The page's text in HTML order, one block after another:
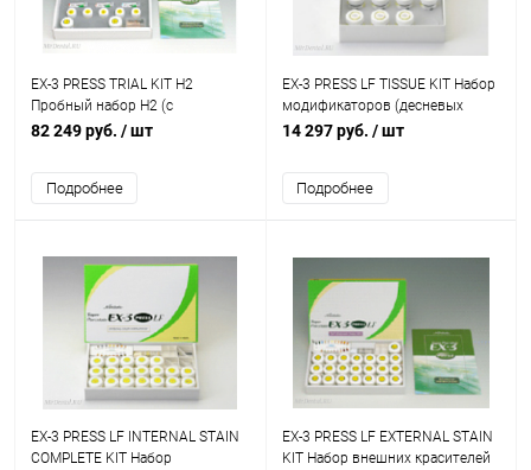
EX-3 PRESS TRIAL KIT H2
Пробный набор H2 (c
заготовками высокой
82 249 руб. / шт
Подробнее
EX-3 PRESS LF TISSUE KIT Набор
модификаторов (десневых
оттенков)
14 297 руб. / шт
Подробнее
EX-3 PRESS LF INTERNAL STAIN
COMPLETE KIT Набор
EX-3 PRESS LF EXTERNAL STAIN
KIT Набор внешних красителей